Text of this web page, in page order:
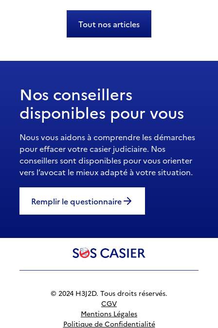
Tout nos articles
Nos conseillers
disponibles pour vous
Nous vous aidons à comprendre les démarches
pour effacer votre casier judiciaire. Nos
conseillers sont disponibles pour vous orienter
vers l’avocat le mieux adapté à votre situation.
Remplir le questionnaire
© 2024 H3J2D. Tous droits réservés.
CGV
Mentions Légales
Politique de Confidentialité